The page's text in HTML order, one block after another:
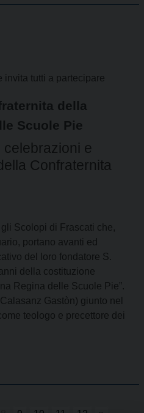
invita tutti a partecipare
della
Scuole Pie
celebrazioni e
Confraternita
Scolopi di Frascati che,
portano avanti ed
del loro fondatore S.
della costituzione
Regina delle Scuole Pie”.
Gastòn) giunto nel
teologo e precettore dei